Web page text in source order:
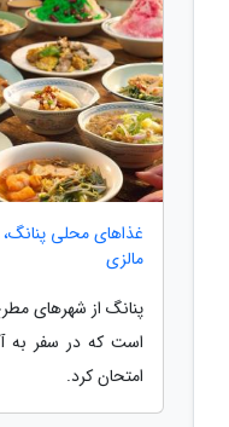
غذاهای محلی
مالزی
پنانگ از شهرهای
است که در سفر به
امتحان کرد.